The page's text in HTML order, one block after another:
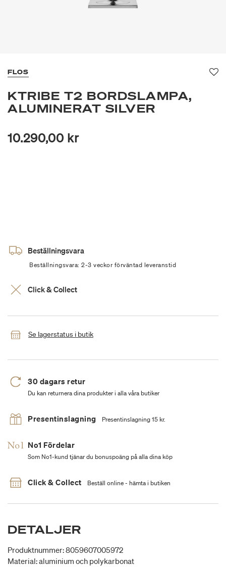
FLOS
KTRIBE T2 BORDSLAMPA,
ALUMINERAT SILVER
10.290,00 kr
Beställningsvara
Beställningsvara: 2-3 veckor förväntad leveranstid
Click & Collect
Se lagerstatus i butik
30 dagars retur
Du kan returnera dina produkter i alla våra butiker
Presentinslagning Presentinslagning 15 kr.
No1 Fördelar
Som No1-kund tjänar du bonuspoäng på alla dina köp
Click & Collect Beställ online - hämta i butiken
DETALJER
Produktnummer: 8059607005972
Material: aluminium och polykarbonat